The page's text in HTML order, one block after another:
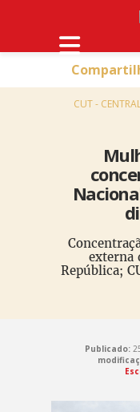
CUT -
externa
República;
Publicado: